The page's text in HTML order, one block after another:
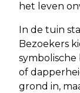
het leven
In de tuin
Bezoekers
symbolische
of
grond in,